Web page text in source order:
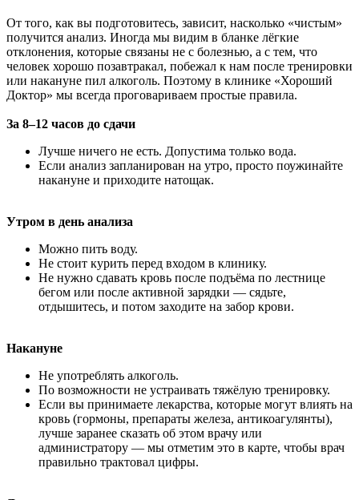
От того, как вы подготовитесь, зависит, насколько «чистым»
получится анализ. Иногда мы видим в бланке лёгкие
отклонения, которые связаны не с болезнью, а с тем, что
человек хорошо позавтракал, побежал к нам после тренировки
или накануне пил алкоголь. Поэтому в клинике «Хороший
Доктор» мы всегда проговариваем простые правила.
За 8–12 часов до сдачи
Лучше ничего не есть. Допустима только вода.
Если анализ запланирован на утро, просто поужинайте
накануне и приходите натощак.
Утром в день анализа
Можно пить воду.
Не стоит курить перед входом в клинику.
Не нужно сдавать кровь после подъёма по лестнице
бегом или после активной зарядки — сядьте,
отдышитесь, и потом заходите на забор крови.
Накануне
Не употреблять алкоголь.
По возможности не устраивать тяжёлую тренировку.
Если вы принимаете лекарства, которые могут влиять на
кровь (гормоны, препараты железа, антикоагулянты),
лучше заранее сказать об этом врачу или
администратору — мы отметим это в карте, чтобы врач
правильно трактовал цифры.